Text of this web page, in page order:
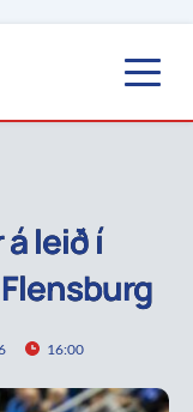
leið í
16:00